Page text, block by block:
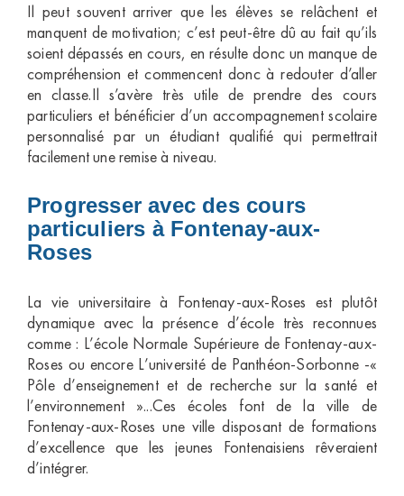
Il peut souvent arriver que les élèves se relâchent et
manquent de motivation; c’est peut-être dû au fait qu’ils
soient dépassés en cours, en résulte donc un manque de
compréhension et commencent donc à redouter d’aller
en classe.Il s’avère très utile de prendre des cours
particuliers et bénéficier d’un accompagnement scolaire
personnalisé par un étudiant qualifié qui permettrait
facilement une remise à niveau.
Progresser avec des cours
particuliers à Fontenay-aux-
Roses
La vie universitaire à Fontenay-aux-Roses est plutôt
dynamique avec la présence d’école très reconnues
comme : L’école Normale Supérieure de Fontenay-aux-
Roses ou encore L’université de Panthéon-Sorbonne -«
Pôle d’enseignement et de recherche sur la santé et
l’environnement »...Ces écoles font de la ville de
Fontenay-aux-Roses une ville disposant de formations
d’excellence que les jeunes Fontenaisiens rêveraient
d’intégrer.